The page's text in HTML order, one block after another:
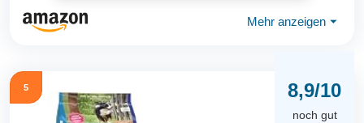
Mehr anzeigen ⏷
5 8,9/10
noch gut